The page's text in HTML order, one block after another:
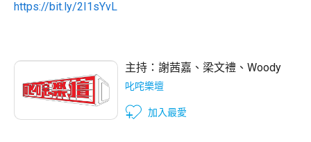
https://bit.ly/2I1sYvL
主持： 謝茜嘉 、 梁文禮 、 Woody
叱咤樂壇
加入最愛